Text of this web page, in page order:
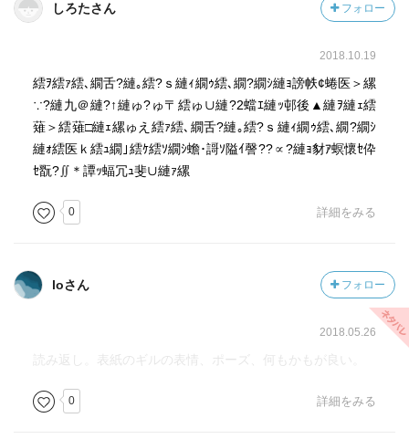
しろたさん フォロー
2018.10.19
繧ｦ繧ｧ繧､繝舌?縺｡繧?ｓ縺ｨ繝ｩ繧､繝?繝ｼ縺ｮ謗帙¢蜷医＞縲
∵?縺九＠縺?↑縺ゅ?ゅ〒繧ゅ∪縺?2蟷ｴ縺ｯ邨後▲縺ｦ縺ｪ繧
薙＞繧薙□縺ｪ縲ゅえ繧ｧ繧､繝舌?縺｡繧?ｓ縺ｨ繝ｩ繧､繝?繝ｼ
縺ｫ繧医ｋ繧ｭ繝｣繧ｹ繧ｿ繝ｼ蟾･謌ｿ隘ｲ謦??∝?縺ｮ豺ｱ螟懷ｾ伜
ｾ翫?∬＊譚ｯ蝠冗ｭ斐∪縺ｧ縲
0 詳細をみる
loさん フォロー
2018.05.26
読み返し。表紙のギルの表情、ポーズ、何もかもが良い。
0 詳細をみる